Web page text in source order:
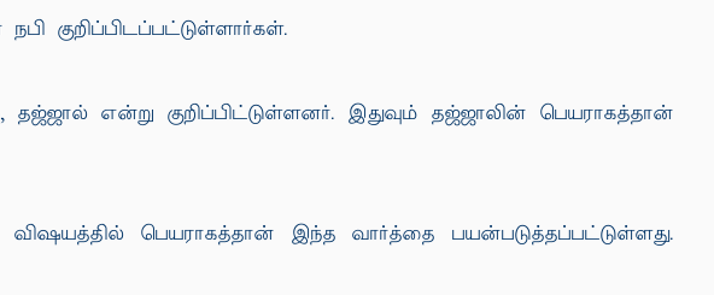
குறிப்பிடப்பட்டுள்ளார்கள்.
என்று குறிப்பிட்டுள்ளனர். இதுவும் தஜ்ஜாலின் பெயராகத்தான்
பெயராகத்தான் இந்த வார்த்தை பயன்படுத்தப்பட்டுள்ளது.